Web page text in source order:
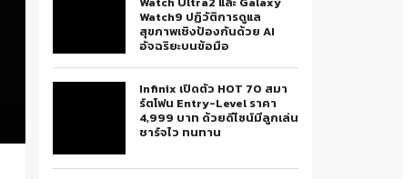
Watch9 ปฏิวัติการดูแล
สุขภาพเชิงป้องกันด้วย AI
อัจฉริยะบนข้อมือ
Infinix เปิดตัว HOT 70 สมา
ร์ตโฟน Entry-Level ราคา
4,999 บาท ด้วยดีไซน์มีลูกเล่น
ชาร์จไว ทนทาน